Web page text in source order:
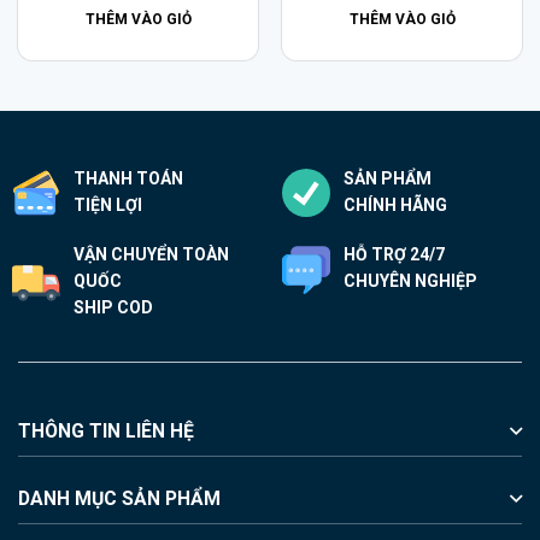
THÊM VÀO GIỎ THÊM VÀO GIỎ
THANH TOÁN
TIỆN LỢI
SẢN PHẨM
CHÍNH HÃNG
VẬN CHUYỂN TOÀN
QUỐC
SHIP COD
HỖ TRỢ 24/7
CHUYÊN NGHIỆP
THÔNG TIN LIÊN HỆ
DANH MỤC SẢN PHẨM